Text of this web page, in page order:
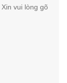
vui lòng gõ